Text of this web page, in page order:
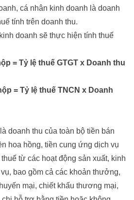
cá nhân kinh doanh là doanh
tính trên doanh thu.
doanh sẽ thực hiện tính thuế
= Tỷ lệ thuế GTGT x Doanh thu
= Tỷ lệ thuế TNCN x Doanh
doanh thu của toàn bộ tiền bán
hoa hồng, tiền cung ứng dịch vụ
từ các hoạt động sản xuất, kinh
bao gồm cả các khoản thưởng,
mại, chiết khấu thương mại,